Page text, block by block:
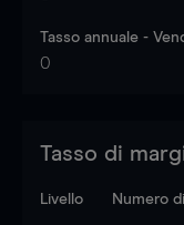
Tasso annuale -
0
Tasso di
Livello Numero